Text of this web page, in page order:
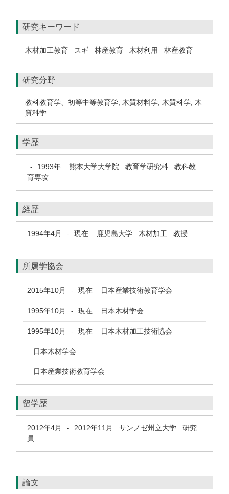
研究キーワード
木材加工教育 スギ 林産教育 木材利用 林産教育
研究分野
教科教育学、初等中等教育学 木質材料学 木質科学 木
質科学
学歴
- 1993年 熊本大学大学院 教育学研究科 教科教
育専攻
経歴
1994年4月 - 現在 鹿児島大学 木材加工 教授
所属学協会
2015年10月 - 現在 日本産業技術教育学会
1995年10月 - 現在 日本木材学会
1995年10月 - 現在 日本木材加工技術協会
日本木材学会
日本産業技術教育学会
留学歴
2012年4月 - 2012年11月
サンノゼ州立大学 研究
員
論文